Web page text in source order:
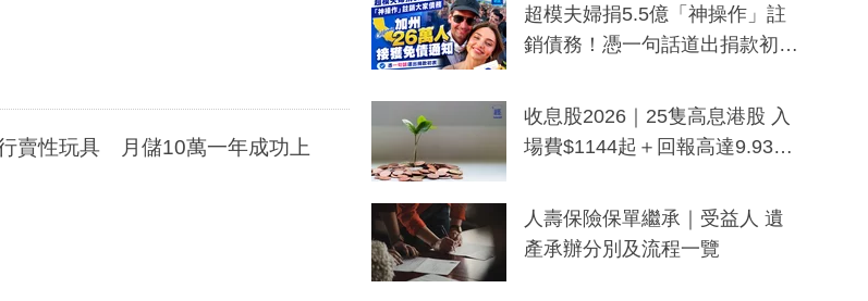
賣性玩具 月儲10萬一年成功上
超模夫婦捐5.5億「神操作」註
銷債務！憑一句話道出捐款初
一度被誤當詐騙手段
收息股2026｜25隻高息港股 入
場費$1144起＋回報高達9.93
人壽保險保單繼承｜受益人 遺
產承辦分別及流程一覽